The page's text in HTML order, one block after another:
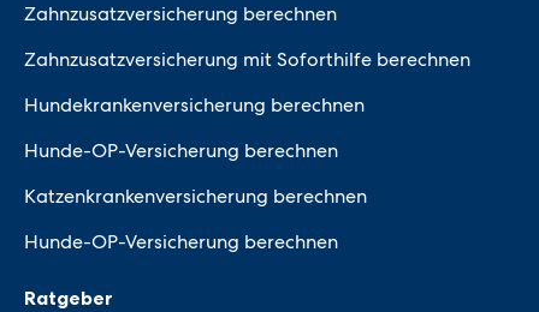
Zahnzusatzversicherung berechnen
Zahnzusatzversicherung mit Soforthilfe berechnen
Hundekrankenversicherung berechnen
Hunde-OP-Versicherung berechnen
Katzenkrankenversicherung berechnen
Hunde-OP-Versicherung berechnen
Ratgeber